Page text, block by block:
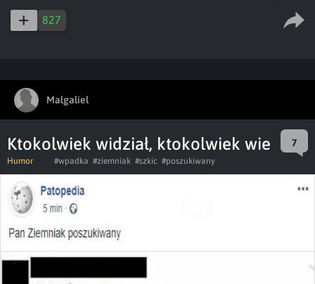
827
Malgaliel
Ktokolwiek widział, ktokolwiek wie 7
Humor #wpadka #ziemniak #szkic #poszukiwany